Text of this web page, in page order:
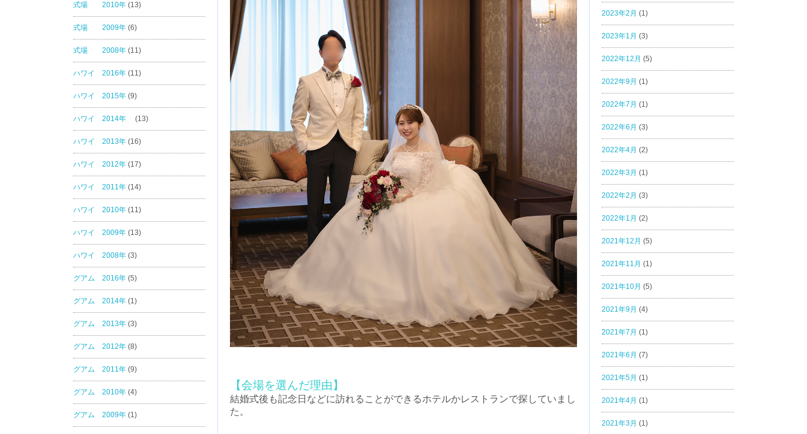
式場 2010年 (13)
式場 2009年 (6)
式場 2008年 (11)
ハワイ 2016年 (11)
ハワイ 2015年 (9)
ハワイ 2014年 (13)
ハワイ 2013年 (16)
ハワイ 2012年 (17)
ハワイ 2011年 (14)
ハワイ 2010年 (11)
ハワイ 2009年 (13)
ハワイ 2008年 (3)
グアム 2016年 (5)
グアム 2014年 (1)
グアム 2013年 (3)
グアム 2012年 (8)
グアム 2011年 (9)
グアム 2010年 (4)
グアム 2009年 (1)
【会場を選んだ理由】
結婚式後も記念日などに訪れることができるホテルかレストランで探していまし
た。
2023年2月 (1)
2023年1月 (3)
2022年12月 (5)
2022年9月 (1)
2022年7月 (1)
2022年6月 (3)
2022年4月 (2)
2022年3月 (1)
2022年2月 (3)
2022年1月 (2)
2021年12月 (5)
2021年11月 (1)
2021年10月 (5)
2021年9月 (4)
2021年7月 (1)
2021年6月 (7)
2021年5月 (1)
2021年4月 (1)
2021年3月 (1)